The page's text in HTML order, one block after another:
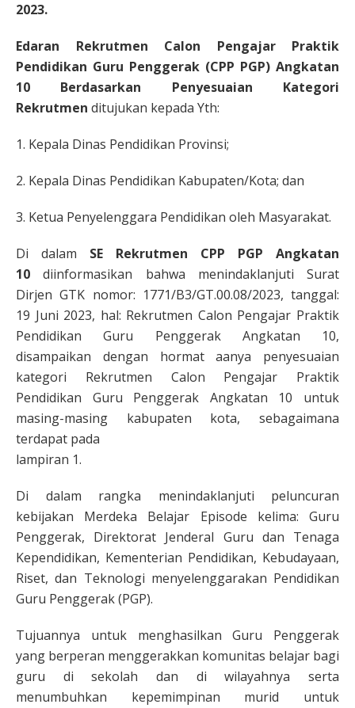
2023.
Edaran
Rekrutmen Calon Pengajar Praktik
Pendidikan Guru Penggerak (CPP PGP) Angkatan
10 Berdasarkan Penyesuaian Kategori
Rekrutmen ditujukan kepada Yth:
1. Kepala Dinas Pendidikan Provinsi;
2. Kepala Dinas Pendidikan Kabupaten/Kota; dan
3. Ketua Penyelenggara Pendidikan oleh Masyarakat.
Di dalam SE Rekrutmen CPP PGP Angkatan
10diinformasikan bahwa menindaklanjuti Surat
Dirjen GTK nomor: 1771/B3/GT.00.08/2023, tanggal:
19 Juni 2023, hal: Rekrutmen Calon Pengajar Praktik
Pendidikan Guru Penggerak Angkatan 10,
disampaikan dengan hormat aanya penyesuaian
kategori Rekrutmen Calon Pengajar Praktik
Pendidikan Guru Penggerak Angkatan 10 untuk
masing-masing kabupaten kota, sebagaimana
terdapat pada
lampiran 1.
Di dalam rangka menindaklanjuti peluncuran
kebijakan Merdeka Belajar Episode kelima: Guru
Penggerak, Direktorat Jenderal Guru dan Tenaga
Kependidikan, Kementerian Pendidikan, Kebudayaan,
Riset, dan Teknologi menyelenggarakan Pendidikan
Guru Penggerak (PGP).
Tujuannya untuk menghasilkan Guru Penggerak
yang berperan menggerakkan komunitas belajar bagi
guru di sekolah dan di wilayahnya serta
menumbuhkan kepemimpinan murid untuk